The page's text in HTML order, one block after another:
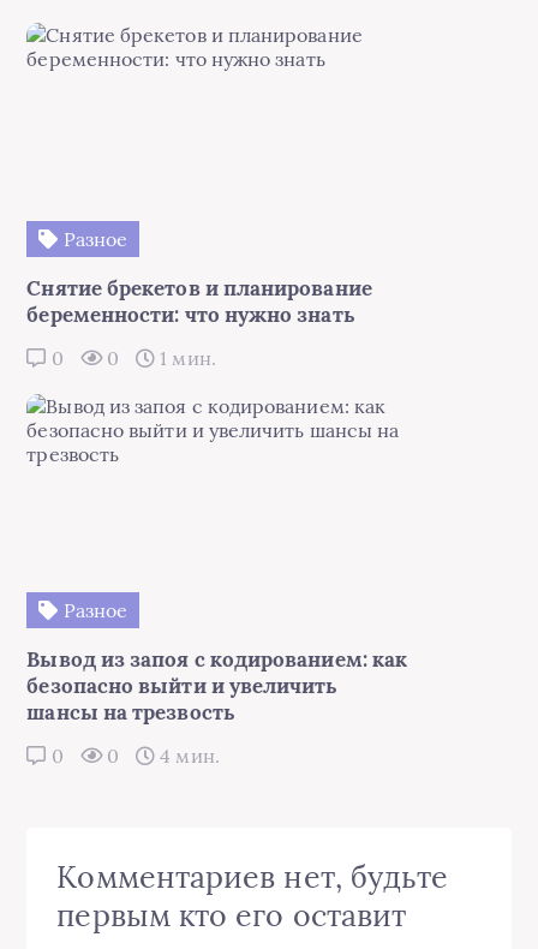
Разное
Снятие брекетов и планирование
беременности: что нужно знать
0 0 1 мин.
Разное
Вывод из запоя с кодированием: как
безопасно выйти и увеличить
шансы на трезвость
0 0 4 мин.
Комментариев нет, будьте
первым кто его оставит